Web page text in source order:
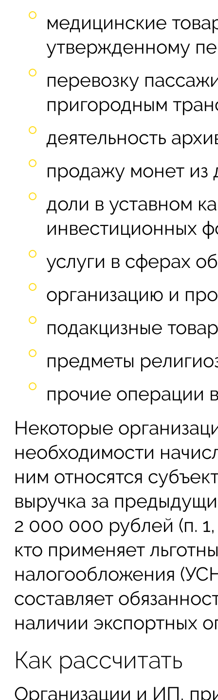
медицинские
утвержденному
перевозку
пригородным
деятельность
продажу монет из
доли в уставном
инвестиционных
услуги в сферах
организацию и
подакцизные
предметы
прочие операции
Некоторые
необходимости
ним относятся
выручка за
2 000 000 рублей (п.
кто применяет
налогообложения
составляет
наличии экспортных
Как рассчитать
Организации и ИП,